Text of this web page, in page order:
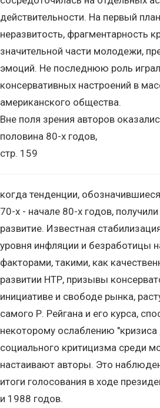
действительности. На первый
неразвитость, фрагментарность
значительной части молодежи,
эмоций. Не последнюю роль
консервативных настроений в
американского общества.
Вне поля зрения авторов
половина 80-х годов,
стр. 159
когда тенденции,
70-х - начале 80-х годов,
развитие. Известная
уровня инфляции и безработицы
факторами, такими, как
развитии НТР, призывы
инициативе и свободе рынка,
самого Р. Рейгана и его курса,
некоторому ослаблению "кризиса
социального критицизма среди
настаивают авторы. Это
итоги голосования в ходе
и 1988 годов.